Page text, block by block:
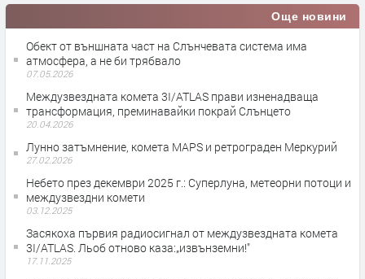
Още новини
Обект от външната част на Слънчевата система има
атмосфера, а не би трябвало
07.05.2026
Междузвездната комета 3I/ATLAS прави изненадваща
трансформация, преминавайки покрай Слънцето
20.04.2026
Лунно затъмнение, комета MAPS и ретрограден Меркурий
27.02.2026
Небето през декември 2025 г.: Суперлуна, метеорни потоци и
междузвездни комети
03.12.2025
Засякоха първия радиосигнал от междузвездната комета
3I/ATLAS. Льоб отново каза:„извънземни!"
17.11.2025